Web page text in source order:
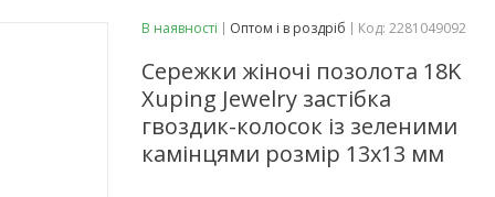
В наявності Оптом і в роздріб Код: 2281049092
Сережки жіночі позолота 18K
Xuping Jewelry застібка
гвоздик-колосок із зеленими
камінцями розмір 13х13 мм